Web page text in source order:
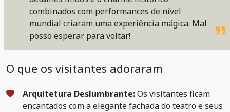
combinados com performances de nível
mundial criaram uma experiência mágica. Mal
posso esperar para voltar!
O que os visitantes adoraram
Arquitetura Deslumbrante:Os visitantes ficam
encantados com a elegante fachada do teatro e seus